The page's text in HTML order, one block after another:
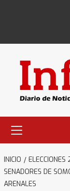
primario
INICIO
SENADORES DE
ARENALES